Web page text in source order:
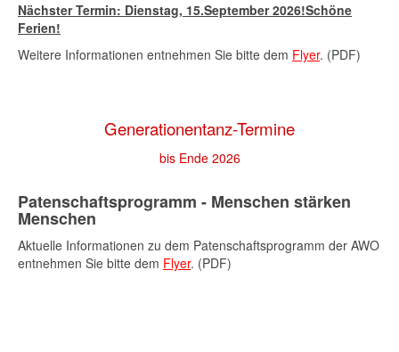
Nächster Termin: Dienstag, 15.September 2026!Schöne
Ferien!
Weitere Informationen entnehmen Sie bitte dem Flyer. (PDF)
Generationentanz-Termine
bis Ende 2026
Patenschaftsprogramm - Menschen stärken
Menschen
Aktuelle Informationen zu dem Patenschaftsprogramm der AWO
entnehmen Sie bitte dem Flyer. (PDF)